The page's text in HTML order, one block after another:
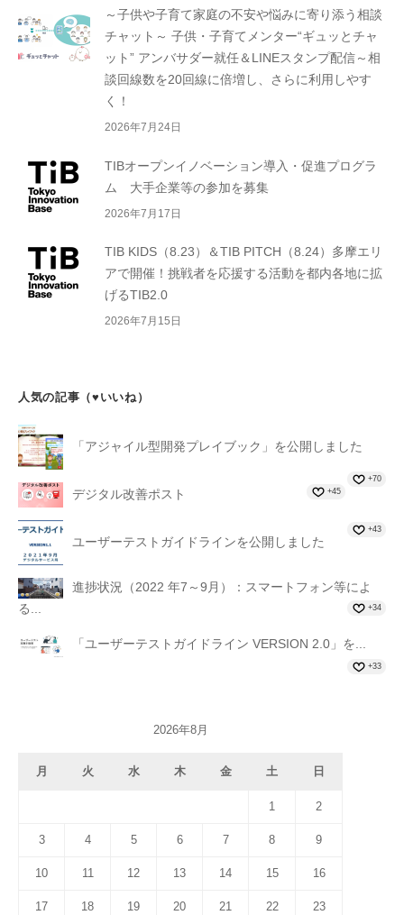
～子供や子育て家庭の不安や悩みに寄り添う相談
チャット～ 子供・子育てメンター“ギュッとチャ
ット” アンバサダー就任＆LINEスタンプ配信～相
談回線数を20回線に倍増し、さらに利用しやす
く！
2026年7月24日
TIBオープンイノベーション導入・促進プログラ
ム 大手企業等の参加を募集
2026年7月17日
TIB KIDS（8.23）＆TIB PITCH（8.24）多摩エリ
アで開催！挑戦者を応援する活動を都内各地に拡
げるTIB2.0
2026年7月15日
人気の記事（♥いいね）
「アジャイル型開発プレイブック」を公開しました
+70
デジタル改善ポスト +45
ユーザーテストガイドラインを公開しました
+43
進捗状況（2022 年7～9月）：スマートフォン等によ
る...
+34
「ユーザーテストガイドライン VERSION 2.0」を...
+33
2026年8月
月 火 水 木 金 土 日
1 2
3 4 5 6 7 8 9
10 11 12 13 14 15 16
17 18 19 20 21 22 23